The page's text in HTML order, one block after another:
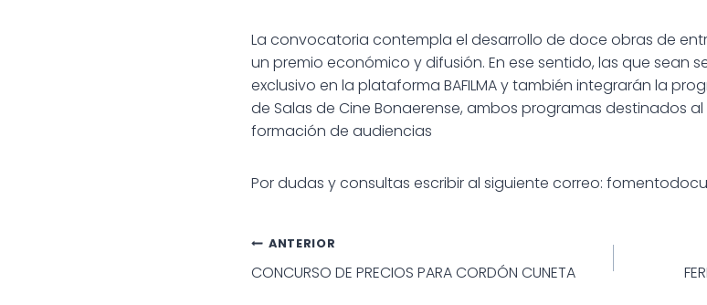
La convocatoria contempla el desarrollo de doce obras de
un premio económico y difusión. En ese sentido, las que sean
exclusivo en la plataforma BAFILMA y también integrarán la
de Salas de Cine Bonaerense, ambos programas destinados
formación de audiencias
Por dudas y consultas escribir al siguiente correo:
Navegación
ANTERIOR
CONCURSO DE PRECIOS PARA CORDÓN CUNETA